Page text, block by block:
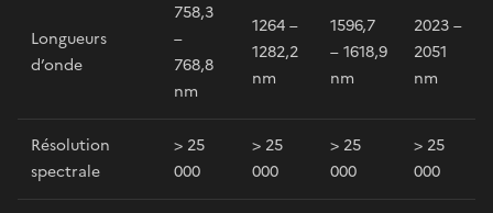
Longueurs
d’onde
758,3
–
768,8
nm
1264 –
1282,2
nm
1596,7
– 1618,9
nm
2023 –
2051
nm
Résolution
spectrale
> 25
000
> 25
000
> 25
000
> 25
000